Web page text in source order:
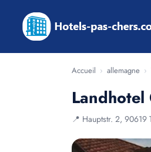
Accueil › allemagne ›
📍 Hauptstr. 2, 90619